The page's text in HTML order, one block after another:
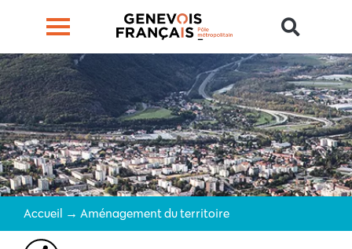
Accueil → Aménagement du territoire